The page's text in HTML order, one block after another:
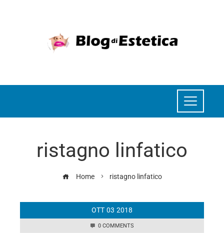
ristagno linfatico
Home ristagno linfatico
OTT 03 2018
0 COMMENTS